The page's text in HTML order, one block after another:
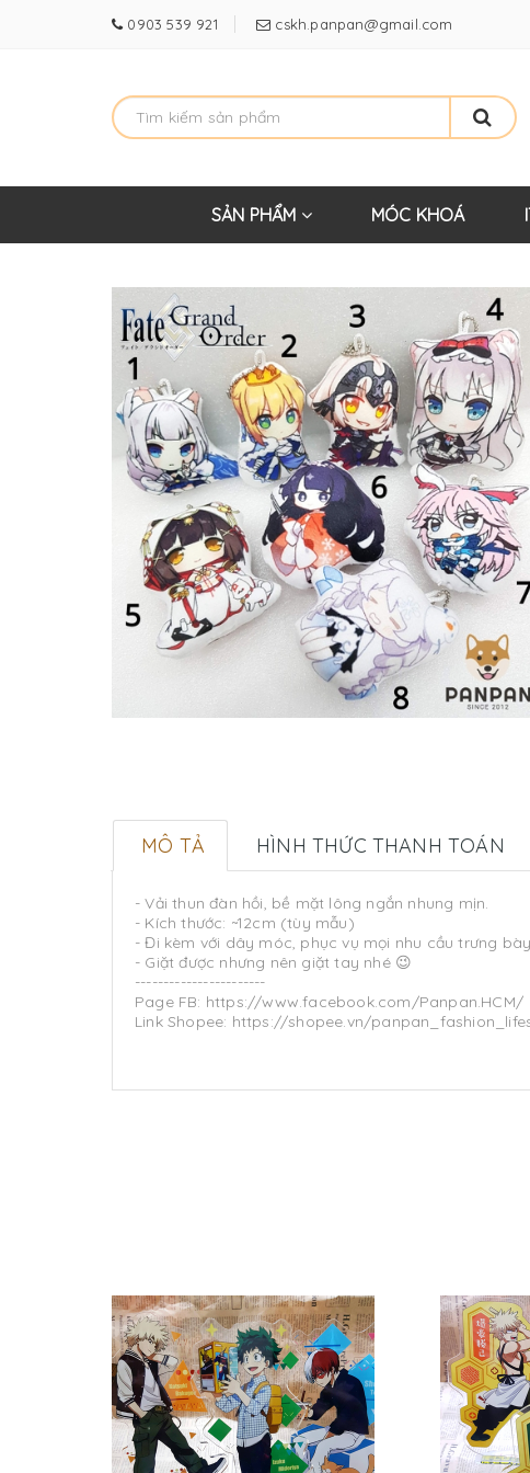
0903 539 921 cskh.panpan@gmail.com
SẢN PHẨM MÓC KHOÁ
MÔ TẢ HÌNH THỨC THANH TOÁN
- Vải thun đàn hồi, bề mặt lông ngắn nhung mịn.
- Kích thước: ~12cm (tùy mẫu)
- Đi kèm với dây móc, phục vụ mọi nhu cầu trưng
- Giặt được nhưng nên giặt tay nhé 😉
-----------------------
Page FB: https://www.facebook.com/Panpan.HCM/
Link Shopee: https://shopee.vn/